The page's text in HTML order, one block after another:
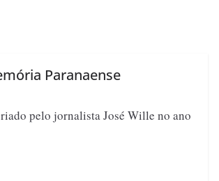
Paranaense
pelo jornalista José Wille no ano